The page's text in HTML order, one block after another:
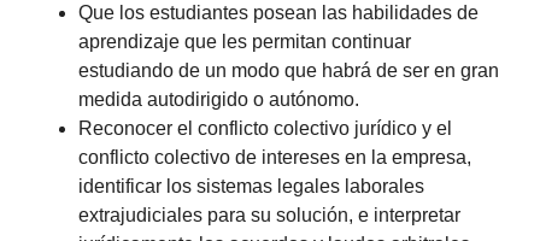
Que los estudiantes posean las habilidades de
aprendizaje que les permitan continuar
estudiando de un modo que habrá de ser en gran
medida autodirigido o autónomo.
Reconocer el conflicto colectivo jurídico y el
conflicto colectivo de intereses en la empresa,
identificar los sistemas legales laborales
extrajudiciales para su solución, e interpretar